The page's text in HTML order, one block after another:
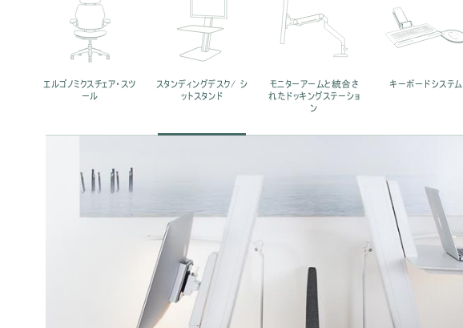
エルゴノミクスチェア・スツ
ール
スタンディングデスク/ シ
ットスタンド
モニターアームと統合さ
れたドッキングステーショ
ン
キーボードシステム